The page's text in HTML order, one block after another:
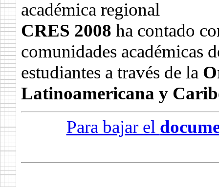
académica regional
CRES 2008 ha contado
comunidades académicas
estudiantes a través de la
Latinoamericana y
Para bajar el